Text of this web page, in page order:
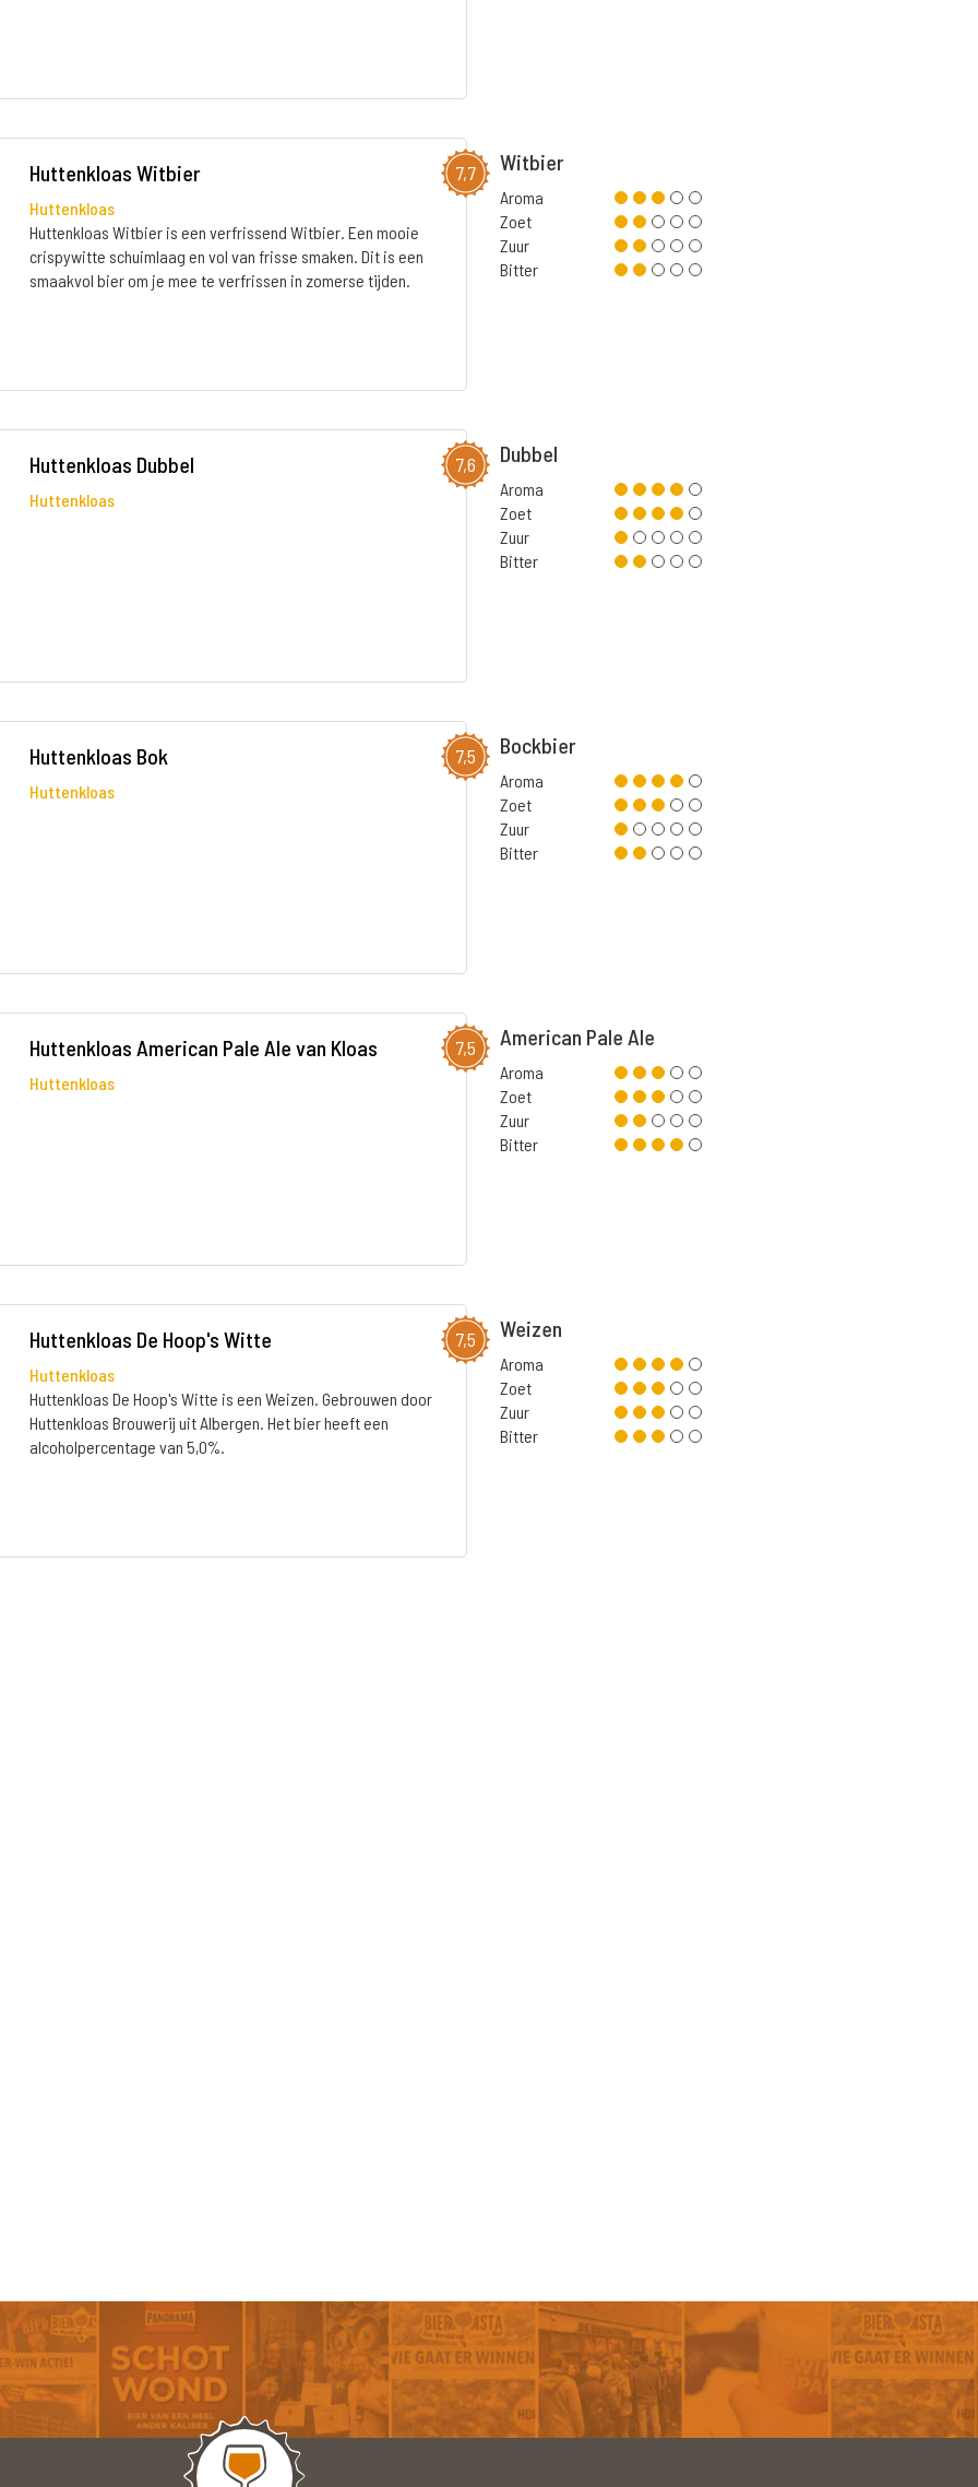
7,7
Huttenkloas Witbier
Huttenkloas
Huttenkloas Witbier is een verfrissend Witbier. Een mooie
crispywitte schuimlaag en vol van frisse smaken. Dit is een
smaakvol bier om je mee te verfrissen in zomerse tijden.
Witbier
Aroma
Zoet
Zuur
Bitter
7,6
Huttenkloas Dubbel
Huttenkloas
Dubbel
Aroma
Zoet
Zuur
Bitter
7,5
Huttenkloas Bok
Huttenkloas
Bockbier
Aroma
Zoet
Zuur
Bitter
7,5
Huttenkloas American Pale Ale van Kloas
Huttenkloas
American Pale Ale
Aroma
Zoet
Zuur
Bitter
7,5
Huttenkloas De Hoop's Witte
Huttenkloas
Huttenkloas De Hoop's Witte is een Weizen. Gebrouwen door
Huttenkloas Brouwerij uit Albergen. Het bier heeft een
alcoholpercentage van 5,0%.
Weizen
Aroma
Zoet
Zuur
Bitter